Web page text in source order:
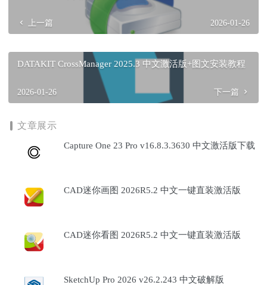
上一篇 2026-01-26
DATAKIT CrossManager 2025.3 中文激活版+图文安装教程
2026-01-26 下一篇
文章展示
Capture One 23 Pro v16.8.3.3630 中文激活版下载
CAD迷你画图 2026R5.2 中文一键直装激活版
CAD迷你看图 2026R5.2 中文一键直装激活版
SketchUp Pro 2026 v26.2.243 中文破解版